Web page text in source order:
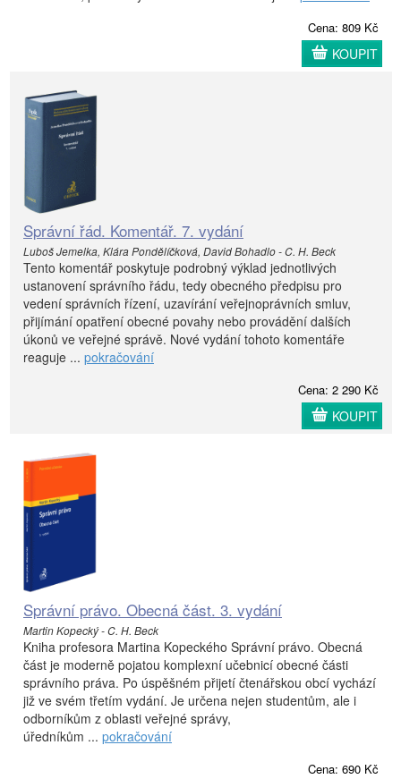
Cena: 809 Kč
KOUPIT
Správní řád. Komentář. 7. vydání
Luboš Jemelka, Klára Pondělíčková, David Bohadlo - C. H. Beck
Tento komentář poskytuje podrobný výklad jednotlivých
ustanovení správního řádu, tedy obecného předpisu pro
vedení správních řízení, uzavírání veřejnoprávních smluv,
přijímání opatření obecné povahy nebo provádění dalších
úkonů ve veřejné správě. Nové vydání tohoto komentáře
reaguje ... pokračování
Cena: 2 290 Kč
KOUPIT
Správní právo. Obecná část. 3. vydání
Martin Kopecký - C. H. Beck
Kniha profesora Martina Kopeckého Správní právo. Obecná
část je moderně pojatou komplexní učebnicí obecné části
správního práva. Po úspěšném přijetí čtenářskou obcí vychází
již ve svém třetím vydání. Je určena nejen studentům, ale i
odborníkům z oblasti veřejné správy,
úředníkům ... pokračování
Cena: 690 Kč